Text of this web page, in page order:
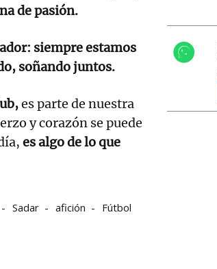
de pasión.
siempre estamos
soñando juntos.
es parte de nuestra
y corazón se puede
es algo de lo que
Sadar afición Fútbol